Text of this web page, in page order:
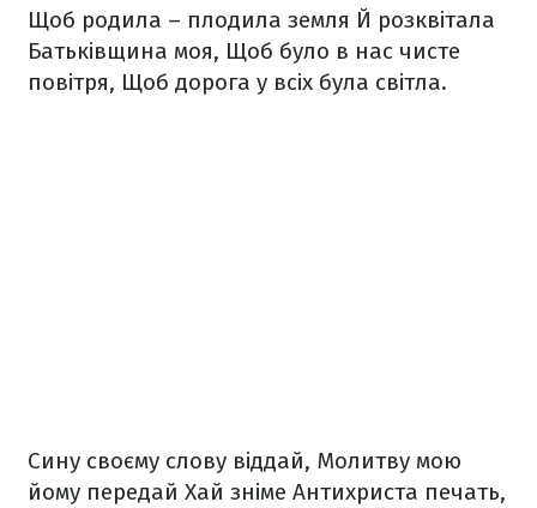
Щоб родила – плодила земля Й розквітала
Батьківщина моя, Щоб було в нас чисте
повітря, Щоб дорога у всіх була світла.
Сину своєму слову віддай, Молитву мою
йому передай Хай зніме Антихриста печать,